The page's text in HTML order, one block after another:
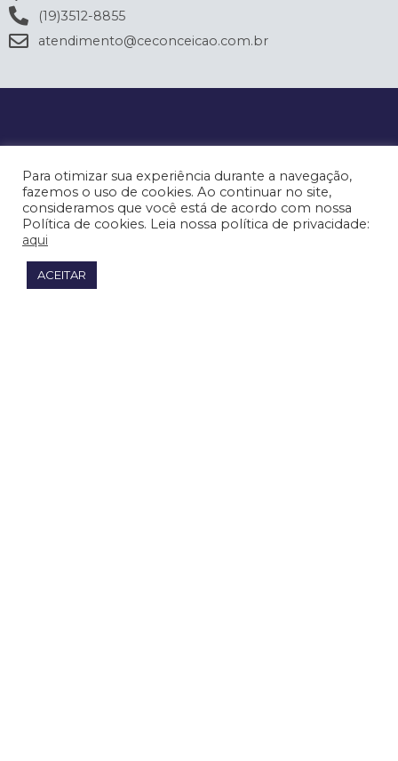
(19)3512-8855
atendimento@ceconceicao.com.br
Para otimizar sua experiência durante a navegação,
fazemos o uso de cookies. Ao continuar no site,
consideramos que você está de acordo com nossa
Política de cookies. Leia nossa política de privacidade:
aqui
ACEITAR